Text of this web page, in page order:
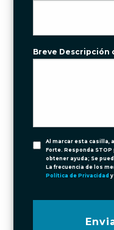
Breve Descripción
Al marcar esta casilla,
Forte. Responda
obtener ayuda; Se
La frecuencia de los
Política de Privacidad y